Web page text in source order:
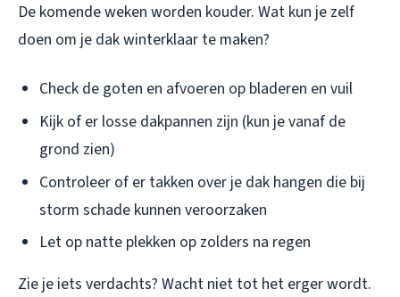
De komende weken worden kouder. Wat kun je zelf
doen om je dak winterklaar te maken?
Check de goten en afvoeren op bladeren en vuil
Kijk of er losse dakpannen zijn (kun je vanaf de
grond zien)
Controleer of er takken over je dak hangen die bij
storm schade kunnen veroorzaken
Let op natte plekken op zolders na regen
Zie je iets verdachts? Wacht niet tot het erger wordt.